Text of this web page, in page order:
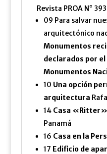
Revista PROA N°
09 Para salvar
arquitectónico
Monumentos
declarados por el
Monumentos
10 Una opción
arquitectura
14 Casa
Panamá
16 Casa en la
17 Edificio de